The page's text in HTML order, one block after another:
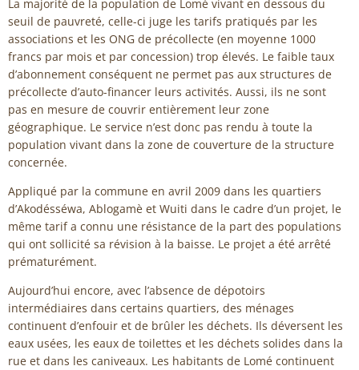
La majorité de la population de Lomé vivant en dessous du
seuil de pauvreté, celle-ci juge les tarifs pratiqués par les
associations et les ONG de précollecte (en moyenne 1000
francs par mois et par concession) trop élevés. Le faible taux
d’abonnement conséquent ne permet pas aux structures de
précollecte d’auto-financer leurs activités. Aussi, ils ne sont
pas en mesure de couvrir entièrement leur zone
géographique. Le service n’est donc pas rendu à toute la
population vivant dans la zone de couverture de la structure
concernée.
Appliqué par la commune en avril 2009 dans les quartiers
d’Akodésséwa, Ablogamè et Wuiti dans le cadre d’un projet, le
même tarif a connu une résistance de la part des populations
qui ont sollicité sa révision à la baisse. Le projet a été arrêté
prématurément.
Aujourd’hui encore, avec l’absence de dépotoirs
intermédiaires dans certains quartiers, des ménages
continuent d’enfouir et de brûler les déchets. Ils déversent les
eaux usées, les eaux de toilettes et les déchets solides dans la
rue et dans les caniveaux. Les habitants de Lomé continuent